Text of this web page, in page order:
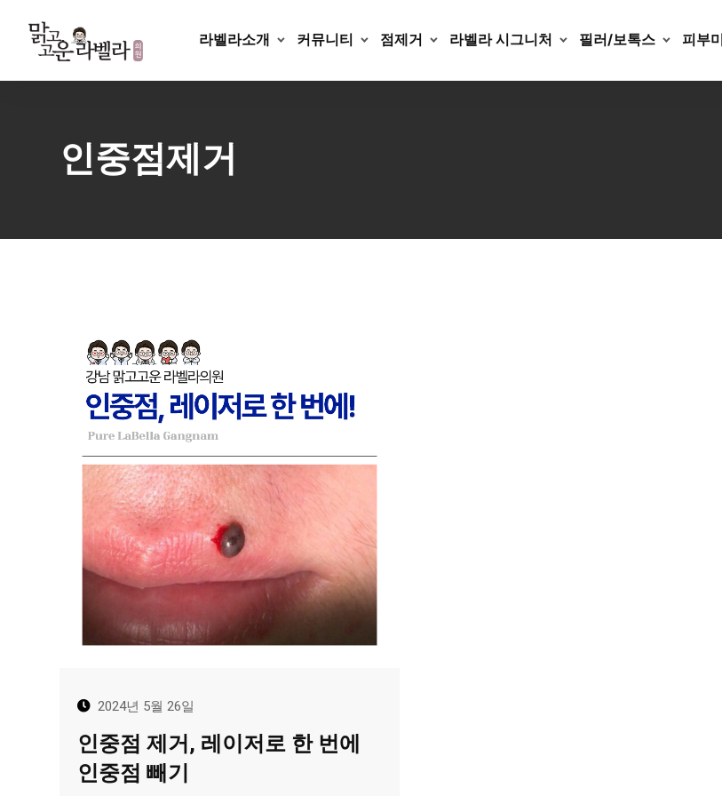
content
라벨라소개 커뮤니티 점제거 라벨라 시그니처 필러/보톡스 피부
인중점제거
2024년 5월 26일
인중점 제거, 레이저로 한 번에
인중점 빼기